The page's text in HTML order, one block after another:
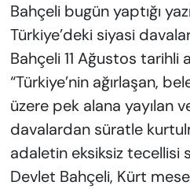
Bahçeli bugün yaptığı
Türkiye’deki siyasi
Bahçeli 11 Ağustos tarihli
“Türkiye’nin ağırlaşan,
üzere pek alana yayılan
davalardan süratle
adaletin eksiksiz tecellisi
Devlet Bahçeli, Kürt
SİYASET
VAN VE DİYARBAKIR